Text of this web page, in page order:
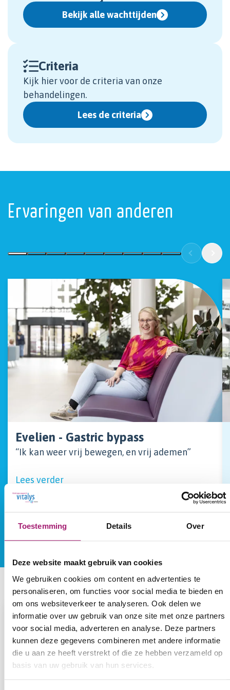
Toestemming Details Over
Deze website maakt gebruik van cookies
We gebruiken cookies om content en advertenties te
personaliseren, om functies voor social media te bieden en
om ons websiteverkeer te analyseren. Ook delen we
informatie over uw gebruik van onze site met onze partners
voor social media, adverteren en analyse. Deze partners
kunnen deze gegevens combineren met andere informatie
die u aan ze heeft verstrekt of die ze hebben verzameld op
basis van uw gebruik van hun services.
Bekijk alle wachttijden
Criteria
Kijk hier voor de criteria van onze
behandelingen.
Lees de criteria
Ervaringen van anderen
Evelien - Gastric bypass
“Ik kan weer vrij bewegen, en vrij ademen”
Lees verder
Lees alle ervaringsverhalen
Meer dan 20%
gewichtsverlies: 92,6%
Het aantal patiënten dat méér dan 20%*
gewicht heeft verloren na een gastric
bypass operatie bij Vitalys. Landelijk is